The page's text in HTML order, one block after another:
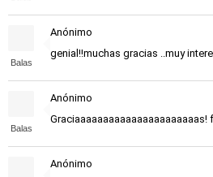
Balas
Anónimo
genial!!muchas gracias ..muy
Balas
Anónimo
Graciaaaaaaaaaaaaaaaaaaaaaas!
Anónimo